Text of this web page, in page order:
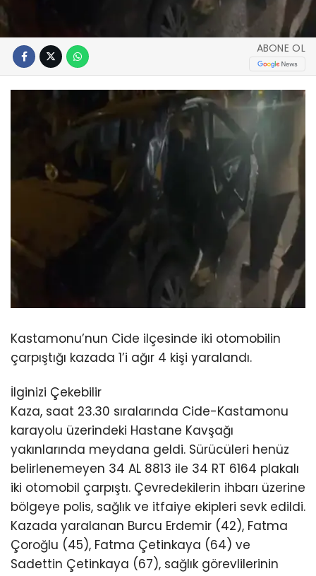
ABONE OL
Kastamonu’nun Cide ilçesinde iki otomobilin
çarpıştığı kazada 1’i ağır 4 kişi yaralandı.
İlginizi Çekebilir
Kaza, saat 23.30 sıralarında Cide-Kastamonu
karayolu üzerindeki Hastane Kavşağı
yakınlarında meydana geldi. Sürücüleri henüz
belirlenemeyen 34 AL 8813 ile 34 RT 6164 plakalı
iki otomobil çarpıştı. Çevredekilerin ihbarı üzerine
bölgeye polis, sağlık ve itfaiye ekipleri sevk edildi.
Kazada yaralanan Burcu Erdemir (42), Fatma
Çoroğlu (45), Fatma Çetinkaya (64) ve
Sadettin Çetinkaya (67), sağlık görevlilerinin